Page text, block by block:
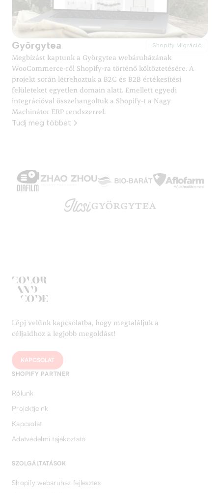
Györgytea Shopify Migráció
Megbízást kaptunk a Györgytea webáruházának
WooCommerce-ről Shopify-ra történő költöztetésére. A
projekt során létrehoztuk a B2C és B2B értékesítési
felületeket egyetlen domain alatt. Emellett egyedi
integrációval összehangoltuk a Shopify-t a Nagy
Machinátor ERP rendszerrel.
Tudj meg többet
Lépj velünk kapcsolatba, hogy megtaláljuk a
céljaidhoz a legjobb megoldást!
KAPCSOLAT
SHOPIFY PARTNER
Rólunk
Projektjeink
Kapcsolat
Adatvédelmi tájékoztató
SZOLGÁLTATÁSOK
Shopify webáruház fejlesztés